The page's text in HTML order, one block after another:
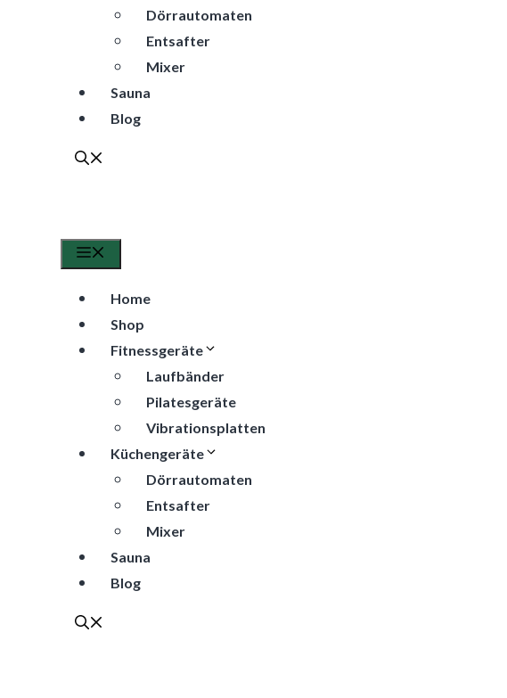
Dörrautomaten
Entsafter
Mixer
Sauna
Blog
Home
Shop
Fitnessgeräte
Laufbänder
Pilatesgeräte
Vibrationsplatten
Küchengeräte
Dörrautomaten
Entsafter
Mixer
Sauna
Blog